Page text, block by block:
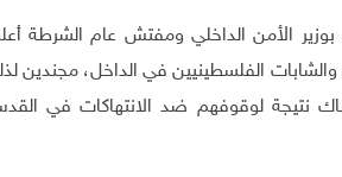
الأمن الداخلي ومفتش عام الشرطة
حتى الآن 1550 من الشبان والشابات الفلسطينيين في
نتيجة لوقوفهم ضد الانتهاكات في